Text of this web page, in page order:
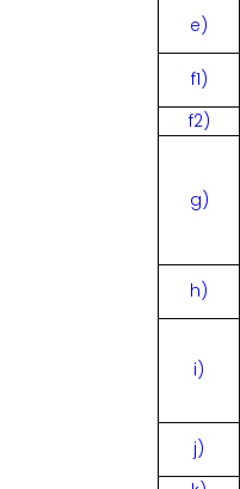
e)
f1)
f2)
g)
h)
i)
j)